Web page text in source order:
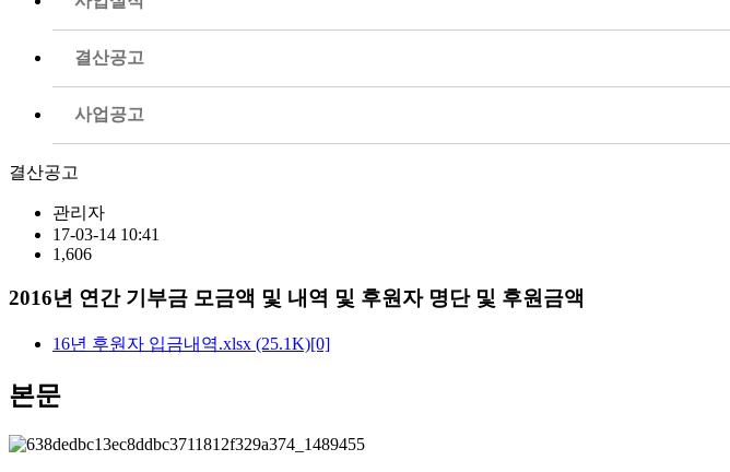
결산공고
사업공고
결산공고
관리자
17-03-14 10:41
1,606
2016년 연간 기부금 모금액 및 내역 및 후원자 명단 및 후원금액
16년 후원자 입금내역.xlsx (25.1K)[0]
본문